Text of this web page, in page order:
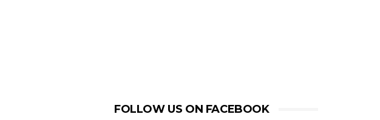
FOLLOW US ON FACEBOOK